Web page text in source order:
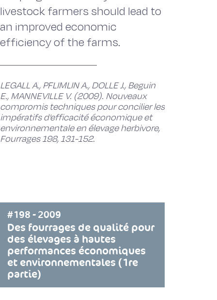
livestock farmers should lead to
an improved economic
efficiency of the farms.
LEGALL A., PFLIMLIN A., DOLLE J., Beguin
E., MANNEVILLE V. (2009). Nouveaux
compromis techniques pour concilier les
impératifs d'efficacité économique et
environnementale en élevage herbivore,
Fourrages 198, 131-152.
#198 - 2009
Des fourrages de qualité pour
des élevages à hautes
performances économiques
et environnementales (1re
partie)